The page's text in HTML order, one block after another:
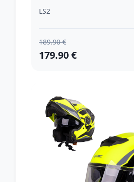
LS2
189.90 €
179.90 €